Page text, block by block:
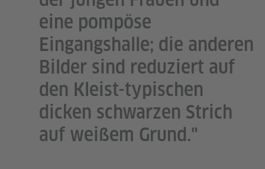
eine pompöse
Eingangshalle; die anderen
Bilder sind reduziert auf
den Kleist-typischen
dicken schwarzen Strich
auf weißem Grund."